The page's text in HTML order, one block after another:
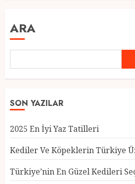
ARA
SON YAZILAR
2025 En İyi Yaz Tatilleri
Kediler Ve Köpeklerin Türkiye
Türkiye’nin En Güzel Kedileri